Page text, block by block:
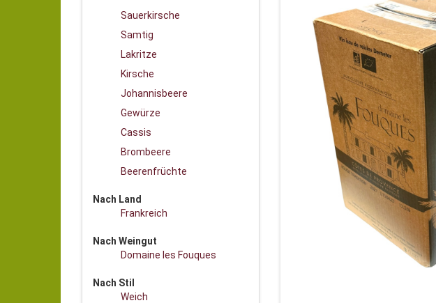
Sauerkirsche
Samtig
Lakritze
Kirsche
Johannisbeere
Gewürze
Cassis
Brombeere
Beerenfrüchte
Nach Land
Frankreich
Nach Weingut
Domaine les Fouques
Nach Stil
Weich